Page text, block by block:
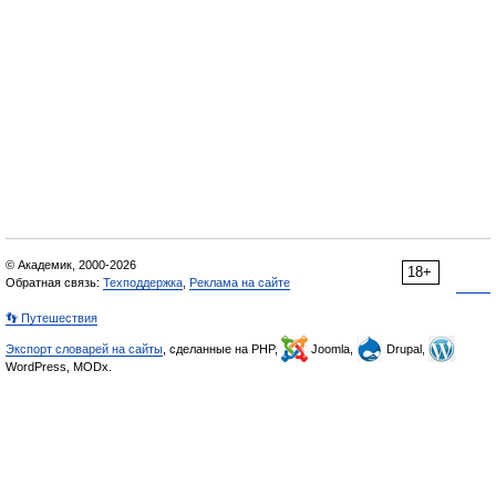
18+
© Академик, 2000-2026
Обратная связь: Техподдержка Реклама на сайте
👣 Путешествия
Экспорт словарей на сайты , сделанные на PHP, Joomla,
Drupal,
WordPress, MODx.